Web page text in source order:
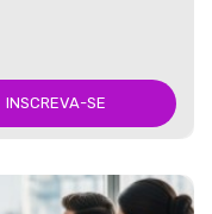
INSCREVA-SE